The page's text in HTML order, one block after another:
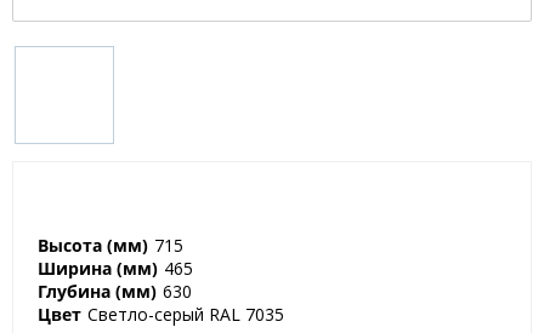
Высота (мм) 715
Ширина (мм) 465
Глубина (мм) 630
Цвет Светло-серый RAL 7035